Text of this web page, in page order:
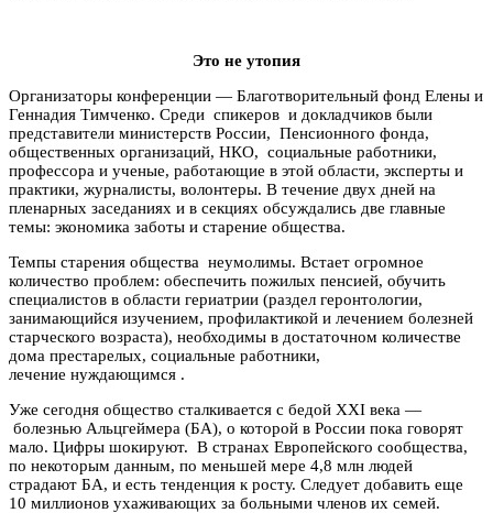
Это не утопия
Организаторы конференции — Благотворительный фонд Елены и
Геннадия Тимченко. Среди спикеров и докладчиков были
представители министерств России, Пенсионного фонда,
общественных организаций, НКО, социальные работники,
профессора и ученые, работающие в этой области, эксперты и
практики, журналисты, волонтеры. В течение двух дней на
пленарных заседаниях и в секциях обсуждались две главные
темы: экономика заботы и старение общества.
Темпы старения общества неумолимы. Встает огромное
количество проблем: обеспечить пожилых пенсией, обучить
специалистов в области гериатрии (раздел геронтологии,
занимающийся изучением, профилактикой и лечением болезней
старческого возраста), необходимы в достаточном количестве
дома престарелых, социальные работники,
лечение нуждающимся .
Уже сегодня общество сталкивается с бедой XXI века —
болезнью Альцгеймера (БА), о которой в России пока говорят
мало. Цифры шокируют. В странах Европейского сообщества,
по некоторым данным, по меньшей мере 4,8 млн людей
страдают БА, и есть тенденция к росту. Следует добавить еще
10 миллионов ухаживающих за больными членов их семей.